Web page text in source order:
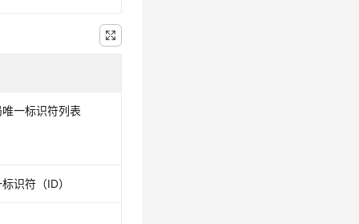
一标识符列表
识符（ID）